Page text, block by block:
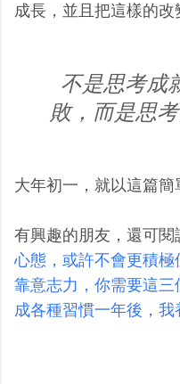
成長，並且把這樣的改
不是思考成
敗，而是思
大年初一，就以這篇簡
有興趣的朋友，還可閱
心態，或許不會更積極
靠意志力，你需要這三
成各種習慣一年後，